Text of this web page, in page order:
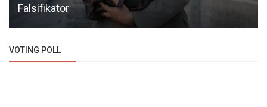
Falsifikator
VOTING POLL